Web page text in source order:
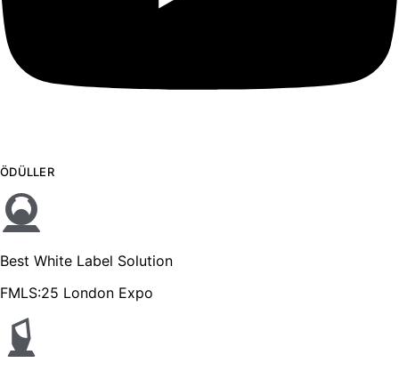
ÖDÜLLER
Best White Label Solution
FMLS:25 London Expo